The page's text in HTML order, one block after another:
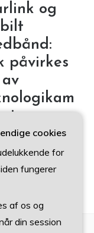
og
påvirkes
i
cookies
for
fungerer
af os og
din session